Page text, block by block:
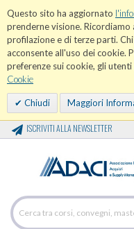
Questo sito ha aggiornato
prenderne visione.
profilazione e di terze parti.
acconsente all'uso dei cookie.
preferenze sui cookie, gli
Cookie
Chiudi Maggiori
ISCRIVITI ALLA NEWSLETTER